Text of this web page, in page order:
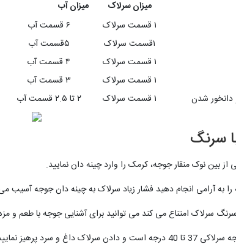
میزان سرلاک
میزان آب
۱ قسمت سرلاک
۱قسمت سرلاک
۱ قسمت سرلاک
۱ قسمت سرلاک
۱ قسمت سرلاک
۶ قسمت آب
۵قسمت آب
۴ قسمت آب
۳ قسمت آب
۲ تا ۲.۵ قسمت آب
سرنگ
از بین نوک منقار جوجه، کرمک را وارد چینه دان نمایید.
را به آرامی انجام دهید فشار زیاد سرلاک به چینه دان جوجه آسیب
سرلاک امتناع می کند می توانید برای آشنایی جوجه با طعم و
داغ و سرد پرهیز نمایید.